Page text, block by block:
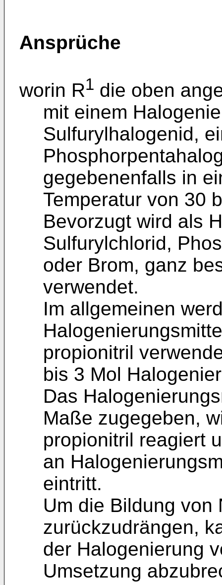
Ansprüche
worin R1 die oben
mit einem
Sulfurylhalogenid,
gegebenenfalls in
Temperatur von 30
Bevorzugt wird als
Sulfurylchlorid,
oder Brom, ganz
verwendet.
Im allgemeinen
propionitril
bis 3 Mol
Das
Maße zugegeben,
propionitril reagiert
an
eintritt.
Um die Bildung von
zurückzudrängen,
der Halogenierung
Umsetzung